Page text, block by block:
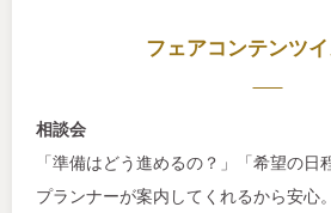
フェアコンテンツ
相談会
「準備はどう進めるの？」「希望の
プランナーが案内してくれるから安心